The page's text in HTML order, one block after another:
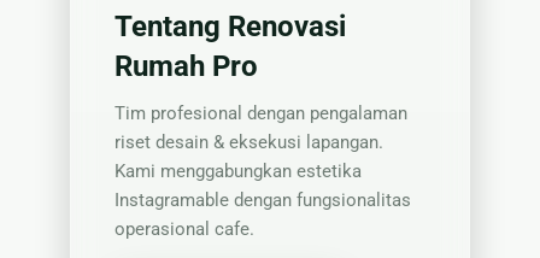
Tentang Renovasi
Rumah Pro
Tim profesional dengan pengalaman
riset desain & eksekusi lapangan.
Kami menggabungkan estetika
Instagramable dengan fungsionalitas
operasional cafe.